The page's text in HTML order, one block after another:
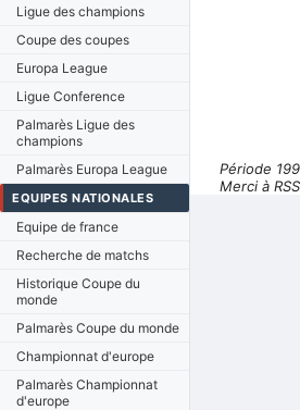
Ligue des champions
Coupe des coupes
Europa League
Ligue Conference
Palmarès Ligue des
champions
Palmarès Europa League
EQUIPES NATIONALES
Equipe de france
Recherche de matchs
Historique Coupe du
monde
Palmarès Coupe du monde
Championnat d'europe
Palmarès Championnat
d'europe
Période
Merci à